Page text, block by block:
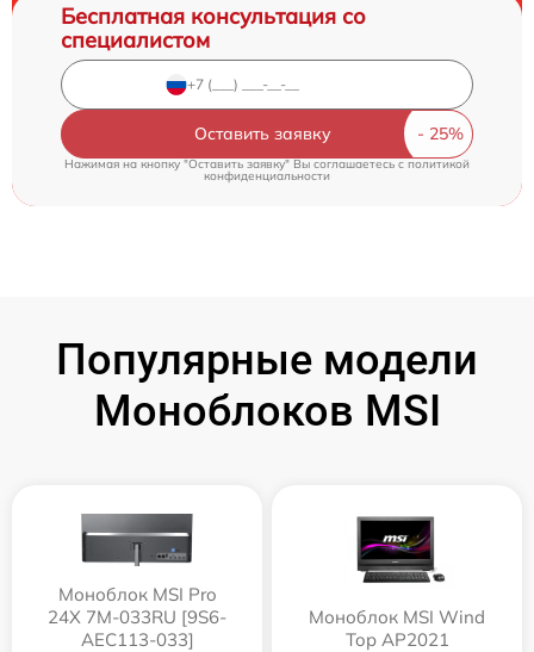
Бесплатная консультация со
специалистом
Оставить заявку
Нажимая на кнопку "Оставить заявку" Вы соглашаетесь cполитикой
конфиденциальности
Популярные модели
Моноблоков MSI
Моноблок MSI Pro
24X 7M-033RU [9S6-
AEC113-033]
Моноблок MSI Wind
Top AP2021